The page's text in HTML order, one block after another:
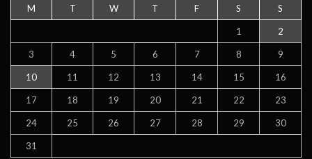
M T W T F S S
1 2
3 4 5 6 7 8 9
10 11 12 13 14 15 16
17 18 19 20 21 22 23
24 25 26 27 28 29 30
31